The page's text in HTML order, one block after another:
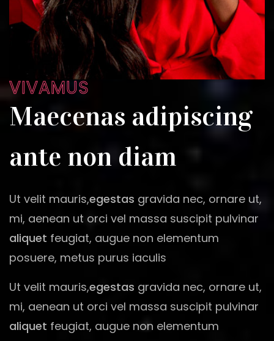
VIVAMUS
Maecenas adipiscing
ante non diam
Ut velit mauris,egestas gravida nec, ornare ut,
mi, aenean ut orci vel massa suscipit pulvinar
aliquet feugiat, augue non elementum
posuere, metus purus iaculis
Ut velit mauris,egestas gravida nec, ornare ut,
mi, aenean ut orci vel massa suscipit pulvinar
aliquet feugiat, augue non elementum